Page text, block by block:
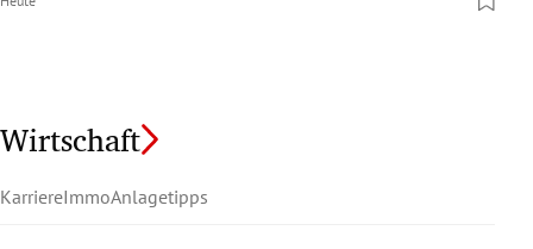
Wirtschaft
KarriereImmoAnlagetipps